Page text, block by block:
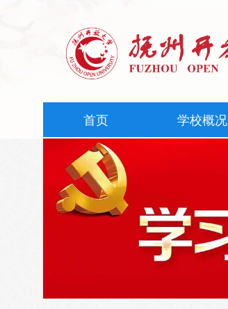
首页 学校概况